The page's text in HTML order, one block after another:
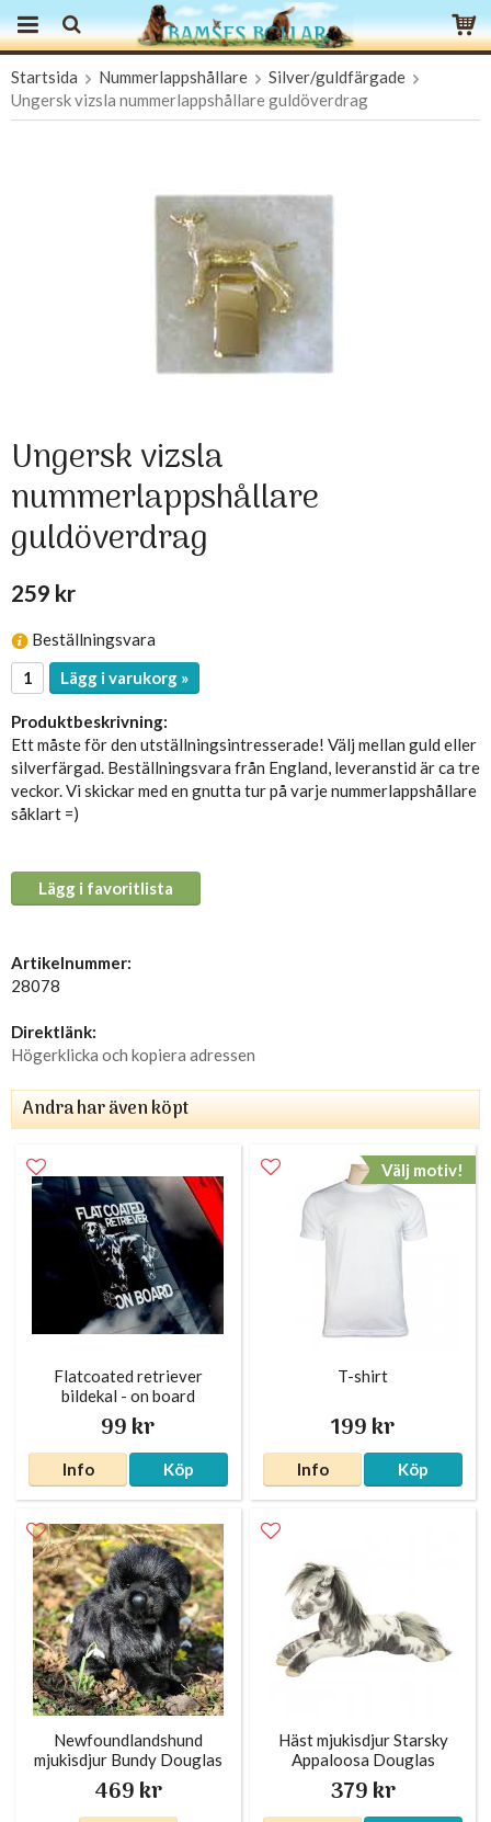
Produkten har blivit tillagd i varukorgen
Startsida Nummerlappshållare
Silver/guldfärgade
Ungersk vizsla nummerlappshållare guldöverdrag
Ungersk vizsla
nummerlappshållare
guldöverdrag
259 kr
Beställningsvara
Lägg i varukorg »
Produktbeskrivning:
Ett måste för den utställningsintresserade! Välj mellan guld eller
silverfärgad. Beställningsvara från England, leveranstid är ca tre
veckor. Vi skickar med en gnutta tur på varje nummerlappshållare
såklart =)
Lägg i favoritlista
Artikelnummer:
28078
Direktlänk:
Högerklicka och kopiera adressen
Andra har även köpt
Flatcoated retriever
bildekal - on board
99 kr
Info Köp
Välj motiv!
T-shirt
199 kr
Info Köp
Newfoundlandshund
mjukisdjur Bundy Douglas
469 kr
Häst mjukisdjur Starsky
Appaloosa Douglas
379 kr